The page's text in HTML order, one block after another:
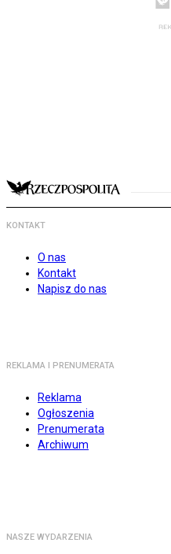
KONTAKT
O nas
Kontakt
Napisz do nas
REKLAMA I PRENUMERATA
Reklama
Ogłoszenia
Prenumerata
Archiwum
NASZE WYDARZENIA